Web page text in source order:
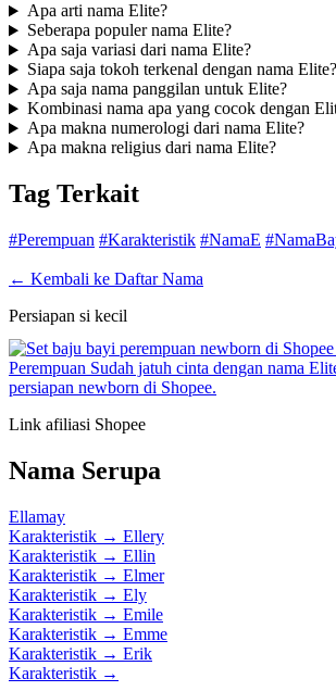
Apa arti nama Elite?
Seberapa populer nama Elite?
Apa saja variasi dari nama Elite?
Siapa saja tokoh terkenal dengan nama Elite?
Apa saja nama panggilan untuk Elite?
Kombinasi nama apa yang cocok dengan
Apa makna numerologi dari nama Elite?
Apa makna religius dari nama Elite?
Tag Terkait
#Perempuan #Karakteristik #NamaE
← Kembali ke Daftar Nama
Persiapan si kecil
Perempuan Sudah jatuh cinta dengan nama
persiapan newborn di Shopee.
Link afiliasi Shopee
Nama Serupa
Ellamay
Karakteristik → Ellery
Karakteristik → Ellin
Karakteristik → Elmer
Karakteristik → Ely
Karakteristik → Emile
Karakteristik → Emme
Karakteristik → Erik
Karakteristik →